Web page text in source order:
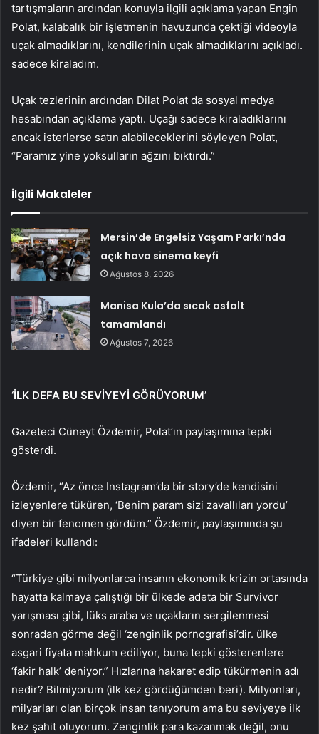
tartışmaların ardından konuyla ilgili açıklama yapan Engin
Polat, kalabalık bir işletmenin havuzunda çektiği videoyla
uçak almadıklarını, kendilerinin uçak almadıklarını açıkladı.
sadece kiraladım.
Uçak tezlerinin ardından Dilat Polat da sosyal medya
hesabından açıklama yaptı. Uçağı sadece kiraladıklarını
ancak isterlerse satın alabileceklerini söyleyen Polat,
“Paramız yine yoksulların ağzını bıktırdı.”
İlgili Makaleler
Mersin’de Engelsiz Yaşam Parkı’nda
açık hava sinema keyfi
Ağustos 8, 2026
Manisa Kula’da sıcak asfalt
tamamlandı
Ağustos 7, 2026
‘İLK DEFA BU SEVİYEYİ GÖRÜYORUM’
Gazeteci Cüneyt Özdemir, Polat’ın paylaşımına tepki
gösterdi.
Özdemir, “Az önce Instagram’da bir story’de kendisini
izleyenlere tüküren, ‘Benim param sizi zavallıları yordu’
diyen bir fenomen gördüm.” Özdemir, paylaşımında şu
ifadeleri kullandı:
“Türkiye gibi milyonlarca insanın ekonomik krizin ortasında
hayatta kalmaya çalıştığı bir ülkede adeta bir Survivor
yarışması gibi, lüks araba ve uçakların sergilenmesi
sonradan görme değil ‘zenginlik pornografisi’dir. ülke
asgari fiyata mahkum ediliyor, buna tepki gösterenlere
‘fakir halk’ deniyor.” Hızlarına hakaret edip tükürmenin adı
nedir? Bilmiyorum (ilk kez gördüğümden beri). Milyonları,
milyarları olan birçok insan tanıyorum ama bu seviyeye ilk
kez şahit oluyorum. Zenginlik para kazanmak değil, onu